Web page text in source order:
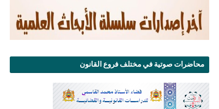
محاضرات صوتية في مختلف فروع القانون